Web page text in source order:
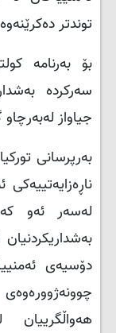
توندتر
بۆ بەرنامە
سەرکردە
جیاواز لەبەرچاو
بەرپرسانی
لەسەر ئەو
دۆسیەی